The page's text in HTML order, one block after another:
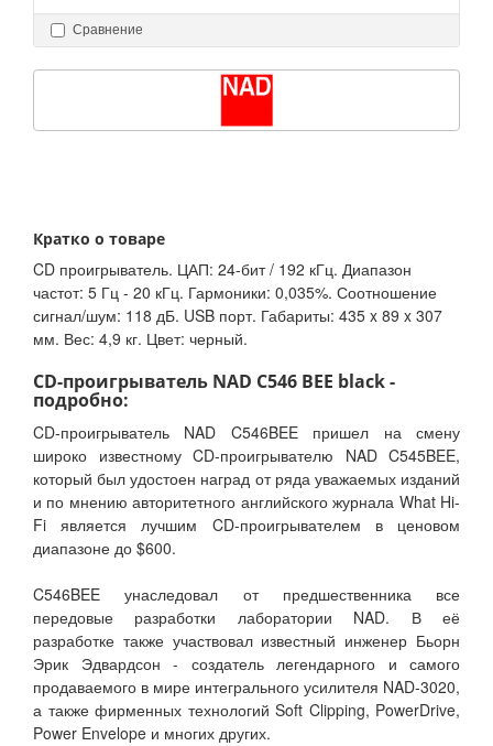
Сравнение
Кратко о товаре
CD проигрыватель. ЦАП: 24-бит / 192 кГц. Диапазон
частот: 5 Гц - 20 кГц. Гармоники: 0,035%. Соотношение
сигнал/шум: 118 дБ. USB порт. Габариты: 435 x 89 x 307
мм. Вес: 4,9 кг. Цвет: черный.
CD-проигрыватель NAD C546 BEE black -
подробно:
CD-проигрыватель NAD C546BEE пришел на смену
широко известному CD-проигрывателю NAD C545BEE,
который был удостоен наград от ряда уважаемых изданий
и по мнению авторитетного английского журнала What Hi-
Fi является лучшим CD-проигрывателем в ценовом
диапазоне до $600.
C546BEE унаследовал от предшественника все
передовые разработки лаборатории NAD. В её
разработке также участвовал известный инженер Бьорн
Эрик Эдвардсон - создатель легендарного и самого
продаваемого в мире интегрального усилителя NAD-3020,
а также фирменных технологий Soft Clipping, PowerDrive,
Power Envelope и многих других.